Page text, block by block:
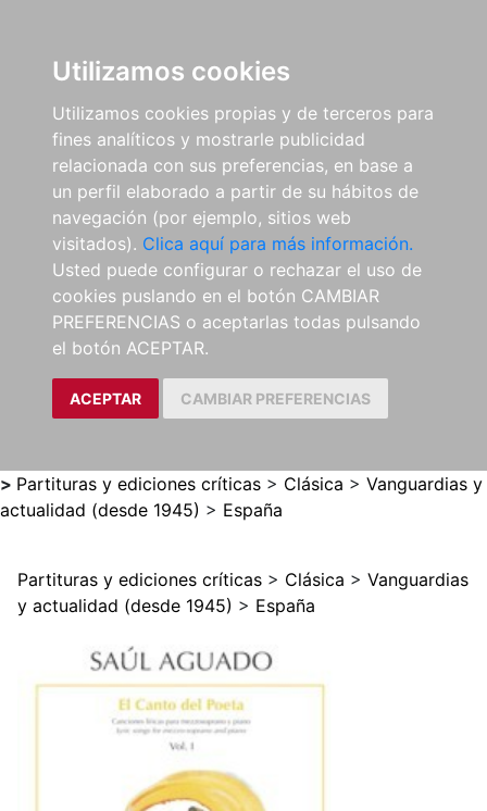
Utilizamos cookies
Utilizamos cookies propias y de terceros para
fines analíticos y mostrarle publicidad
relacionada con sus preferencias, en base a
un perfil elaborado a partir de su hábitos de
navegación (por ejemplo, sitios web
visitados). Clica aquí para más información.
Usted puede configurar o rechazar el uso de
cookies puslando en el botón CAMBIAR
PREFERENCIAS o aceptarlas todas pulsando
el botón ACEPTAR.
ACEPTAR CAMBIAR PREFERENCIAS
> Partituras y ediciones críticas > Clásica > Vanguardias y
actualidad (desde 1945) > España
Partituras y ediciones críticas > Clásica > Vanguardias
y actualidad (desde 1945) > España